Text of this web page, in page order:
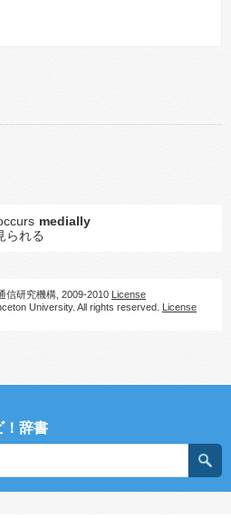
medially
られる
信研究機構, 2009-2010 License
University. All rights reserved. License
！辞書